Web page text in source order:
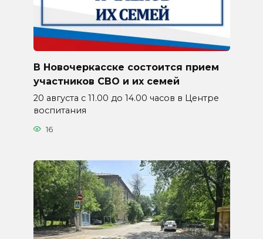
В Новочеркасске состоится прием
участников СВО и их семей
20 августа с 11.00 до 14.00 часов в Центре
воспитания
16